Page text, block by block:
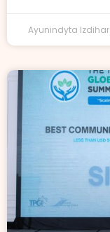
Ayunindyta Izdihar